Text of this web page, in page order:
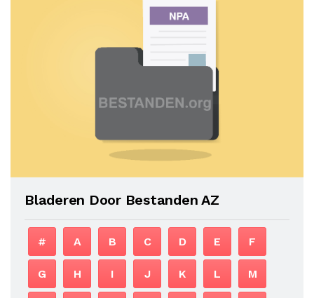
Bladeren Door Bestanden AZ
# A B C D E F
G H I J K L M